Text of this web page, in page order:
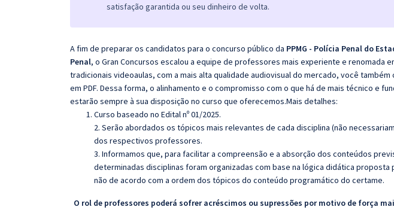
satisfação garantida ou seu dinheiro de volta.
A fim de preparar os candidatos para o concurso público da PPMG - Polícia Penal do
Penal, o Gran Concursos escalou a equipe de professores mais experiente e renomada
tradicionais videoaulas, com a mais alta qualidade audiovisual do mercado, você
em PDF. Dessa forma, o alinhamento e o compromisso com o que há de mais técnico e
estarão sempre à sua disposição no curso que oferecemos.Mais detalhes:
Curso baseado no Edital nº 01/2025.
2. Serão abordados os tópicos mais relevantes de cada disciplina (não
dos respectivos professores.
3. Informamos que, para facilitar a compreensão e a absorção dos conteúdos
determinadas disciplinas foram organizadas com base na lógica didática
não de acordo com a ordem dos tópicos do conteúdo programático do certame.
O rol de professores poderá sofrer acréscimos ou supressões por motivo de força